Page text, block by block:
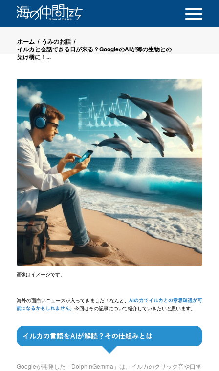
ホーム / うみのお話 /
イルカと会話できる日が来る？GoogleのAIが海の生物との
架け橋に！...
画像はイメージです。
海外の面白いニュースが入ってきました！なんと、AIの力でイルカとの意思疎通が可
能になるかもしれません。今回はその記事について紹介していきたいと思います。
イルカの言語をAIが解読？その仕組みとは
Googleが開発した「DolphinGemma」は、イルカのクリック音や口笛